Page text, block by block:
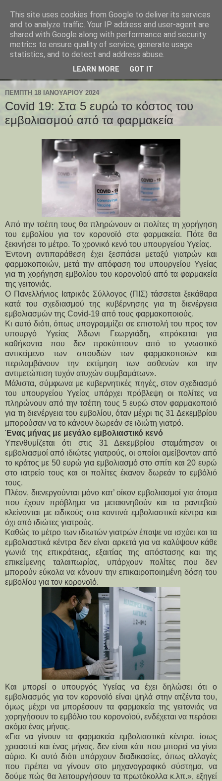
ΠΈΜΠΤΗ 18 ΙΑΝΟΥΑΡΊΟΥ 2024
Covid 19: Στα 5 ευρώ το κόστος του
εμβολιασμού από τα φαρμακεία
Από την τσέπη τους θα πληρώνουν οι πολίτες τη χορήγηση
του εμβολίου για τον κορονοϊό στα φαρμακεία. Πότε θα
ξεκινήσει το μέτρο. Το χρονικό κενό του υπουργείου Υγείας.
Έντονη αντιπαράθεση έχει ξεσπάσει μεταξύ γιατρών και
φαρμακοποιών, μετά την απόφαση του υπουργείου Υγείας
για τη χορήγηση εμβολίου του κορονοϊού από τα φαρμακεία
της γειτονιάς.
Ο Πανελλήνιος Ιατρικός Σύλλογος (ΠΙΣ) τάσσεται ξεκάθαρα
κατά του σχεδιασμού της κυβέρνησης για τη διενέργεια
εμβολιασμών της Covid-19 από τους φαρμακοποιούς.
Κι αυτό διότι, όπως υπογραμμίζει σε επιστολή του προς τον
υπουργό Υγείας Άδωνι Γεωργιάδη, «πρόκειται για
καθήκοντα που δεν προκύπτουν από το γνωστικό
αντικείμενο των σπουδών των φαρμακοποιών και
περιλαμβάνουν την εκτίμηση των ασθενών και την
αντιμετώπιση τυχόν ατυχών συμβαμάτων».
Μάλιστα, σύμφωνα με κυβερνητικές πηγές, στον σχεδιασμό
του υπουργείου Υγείας υπάρχει πρόβλεψη οι πολίτες να
πληρώνουν από την τσέπη τους 5 ευρώ στον φαρμακοποιό
για τη διενέργεια του εμβολίου, όταν μέχρι τις 31 Δεκεμβρίου
μπορούσαν να το κάνουν δωρεάν σε ιδιώτη γιατρό.
Ένας μήνας με μεγάλο εμβολιαστικό κενό
Υπενθυμίζεται ότι στις 31 Δεκεμβρίου σταμάτησαν οι
εμβολιασμοί από ιδιώτες γιατρούς, οι οποίοι αμείβονταν από
το κράτος με 50 ευρώ για εμβολιασμό στο σπίτι και 20 ευρώ
στο ιατρείο τους και οι πολίτες έκαναν δωρεάν το εμβόλιό
τους.
Πλέον, διενεργούνται μόνο κατ’ οίκον εμβολιασμοί για άτομα
που έχουν πρόβλημα να μετακινηθούν και τα ραντεβού
κλείνονται με ειδικούς στα κοντινά εμβολιαστικά κέντρα και
όχι από ιδιώτες γιατρούς.
Καθώς το μέτρο των ιδιωτών γιατρών έπαψε να ισχύει και τα
εμβολιαστικά κέντρα δεν είναι αρκετά για να καλύψουν κάθε
γωνιά της επικράτειας, εξαιτίας της απόστασης και της
επικείμενης ταλαιπωρίας, υπάρχουν πολίτες που δεν
μπορούν εύκολα να κάνουν την επικαιροποιημένη δόση του
εμβολίου για τον κορονοϊό.
Και μπορεί ο υπουργός Υγείας να έχει δηλώσει ότι ο
εμβολιασμός για τον κορονοϊό είναι ψηλά στην ατζέντα του,
όμως μέχρι να μπορέσουν τα φαρμακεία της γειτονιάς να
χορηγήσουν το εμβόλιο του κορονοϊού, ενδέχεται να περάσει
ακόμα ένας μήνας.
«Για να γίνουν τα φαρμακεία εμβολιαστικά κέντρα, ίσως
χρειαστεί και ένας μήνας, δεν είναι κάτι που μπορεί να γίνει
αύριο. Κι αυτό διότι υπάρχουν διαδικασίες, όπως αλλαγές
που πρέπει να γίνουν στο μηχανογραφικό σύστημα, να
δούμε πώς θα λειτουργήσουν τα πρωτόκολλα κ.λπ.», εξηγεί
This site uses cookies from Google to deliver its services
and to analyze traffic. Your IP address and user-agent are
shared with Google along with performance and security
metrics to ensure quality of service, generate usage
statistics, and to detect and address abuse.
LEARN MORE GOT IT